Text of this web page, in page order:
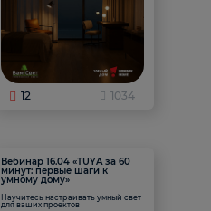
12 1034
Вебинар 16.04 «TUYA за 60
минут: первые шаги к
умному дому»
Научитесь настраивать умный свет
для ваших проектов